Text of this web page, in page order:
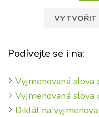
VYTVOŘIT
Podívejte se i na:
Vyjmenovaná slova
Vyjmenovaná slova
Diktát na